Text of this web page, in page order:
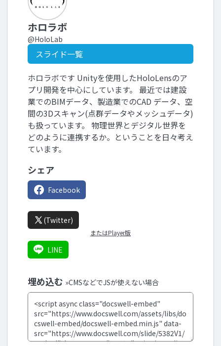
ホロラボ
@HoloLab
スライド一覧
ホロラボです Unityを使用したHoloLensのア
プリ開発を中心にしています。 最近では建設
業でのBIMデータ、製造業でのCAD データ、空
間の3Dスキャン(点群データやメッシュデータ)
も扱っています。 物理世界とデジタル世界を
どのように連携するか。ということを日々考え
ています。
シェア
Facebook
(Twitter)
またはPlayer版
LINE
埋め込む »CMSなどでJSが使えない場合